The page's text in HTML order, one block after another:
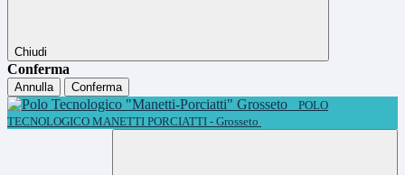
Chiudi
Conferma
Annulla
Conferma
POLO
TECNOLOGICO MANETTI PORCIATTI - Grosseto